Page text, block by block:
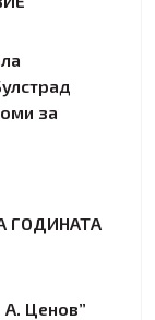
за
ГОДИНАТА
Ценов”